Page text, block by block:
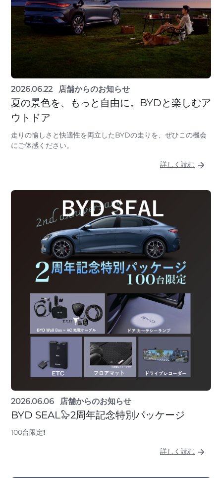
2026.06.22 店舗からのお知らせ
夏の景色を、もっと自由に。BYDと楽しむア
ウトドア
走りの愉しさと快適性を両立したBYDの走りを、ぜひこの機会
にご体感ください。
詳しく読む
2026.06.06 店舗からのお知らせ
BYD SEAL🦭2周年記念特別パッケージ
100台限定❗
詳しく読む